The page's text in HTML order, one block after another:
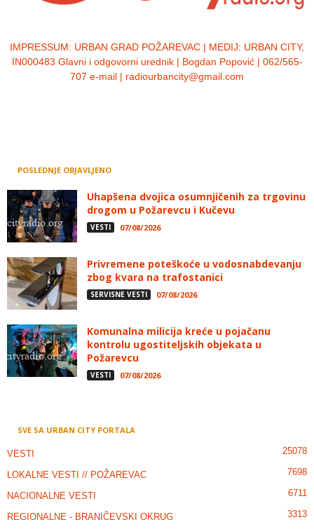
IMPRESSUM: URBAN GRAD POŽAREVAC | MEDIJ: URBAN CITY,
IN000483 Glavni i odgovorni urednik | Bogdan Popović | 062/565-
707 e-mail | radiourbancity@gmail.com
POSLEDNJE OBJAVLJENO
Uhapšena dvojica osumnjičenih za trgovinu
drogom u Požarevcu i Kučevu
VESTI 07/08/2026
Privremene poteškoće u vodosnabdevanju
zbog kvara na trafostanici
SERVISNE VESTI 07/08/2026
Komunalna milicija kreće u pojačanu
kontrolu ugostiteljskih objekata u
Požarevcu
VESTI 07/08/2026
SVE SA URBAN CITY PORTALA
VESTI 25078
LOKALNE VESTI // POŽAREVAC 7698
NACIONALNE VESTI 6711
REGIONALNE - BRANIČEVSKI OKRUG 3313